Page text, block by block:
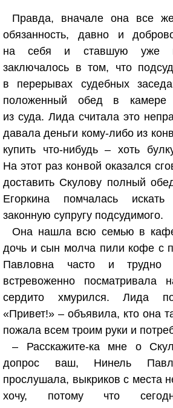
Правда, вначале она все
обязанность, давно и
на себя и ставшую уже
заключалось в том, что
в перерывах судебных
положенный обед в камере
из суда. Лида считала это
давала деньги кому-либо из
купить что-нибудь – хоть
На этот раз конвой оказался
доставить Скулову полный
Егоркина помчалась
законную супругу подсудимого.
Она нашла всю семью в
дочь и сын молча пили кофе с
Павловна часто и трудно
встревоженно
сердито хмурился. Лида
«Привет!» – объявила, кто она
пожала всем троим руки и
– Расскажите-ка мне о
допрос ваш, Нинель
прослушала, выкриков с места
хочу, потому что